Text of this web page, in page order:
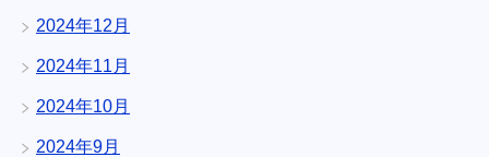
2024年12月
2024年11月
2024年10月
2024年9月